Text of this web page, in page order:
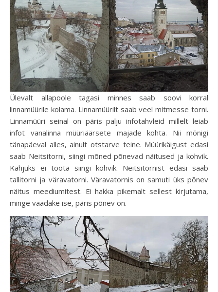
Ülevalt allapoole tagasi minnes saab soovi korral
linnamüürile kolama. Linnamüürilt saab veel mitmesse torni.
Linnamüüri seinal on päris palju infotahvleid millelt leiab
infot vanalinna müüriäärsete majade kohta. Nii mõnigi
tänapäeval alles, ainult otstarve teine. Müürikäigust edasi
saab Neitsitorni, siingi mõned põnevad näitused ja kohvik.
Kahjuks ei tööta siingi kohvik. Neitsitornist edasi saab
tallitorni ja väravatorni. Väravatornis on samuti üks põnev
näitus meediumitest. Ei hakka pikemalt sellest kirjutama,
minge vaadake ise, päris põnev on.